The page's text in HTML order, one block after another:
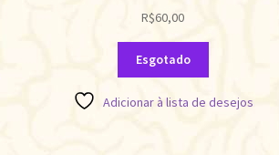
R$60,00
Esgotado
Adicionar à lista de desejos